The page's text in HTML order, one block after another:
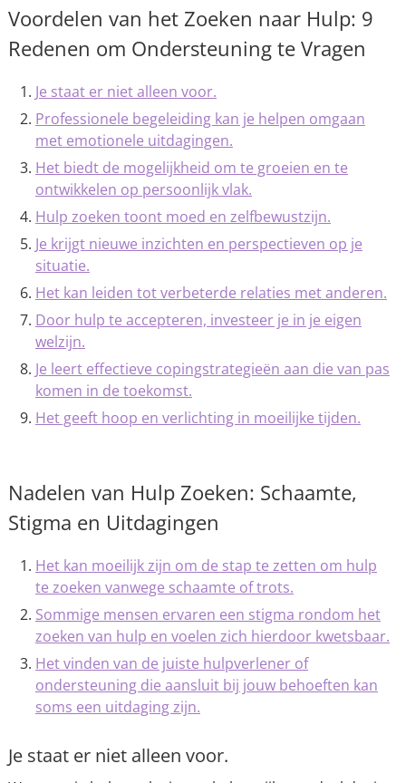
Voordelen van het Zoeken naar Hulp: 9
Redenen om Ondersteuning te Vragen
Je staat er niet alleen voor.
Professionele begeleiding kan je helpen omgaan
met emotionele uitdagingen.
Het biedt de mogelijkheid om te groeien en te
ontwikkelen op persoonlijk vlak.
Hulp zoeken toont moed en zelfbewustzijn.
Je krijgt nieuwe inzichten en perspectieven op je
situatie.
Het kan leiden tot verbeterde relaties met anderen.
Door hulp te accepteren, investeer je in je eigen
welzijn.
Je leert effectieve copingstrategieën aan die van pas
komen in de toekomst.
Het geeft hoop en verlichting in moeilijke tijden.
Nadelen van Hulp Zoeken: Schaamte,
Stigma en Uitdagingen
Het kan moeilijk zijn om de stap te zetten om hulp
te zoeken vanwege schaamte of trots.
Sommige mensen ervaren een stigma rondom het
zoeken van hulp en voelen zich hierdoor kwetsbaar.
Het vinden van de juiste hulpverlener of
ondersteuning die aansluit bij jouw behoeften kan
soms een uitdaging zijn.
Je staat er niet alleen voor.